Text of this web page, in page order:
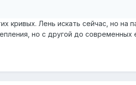
кривых. Лень искать сейчас, но на
но с другой до современных